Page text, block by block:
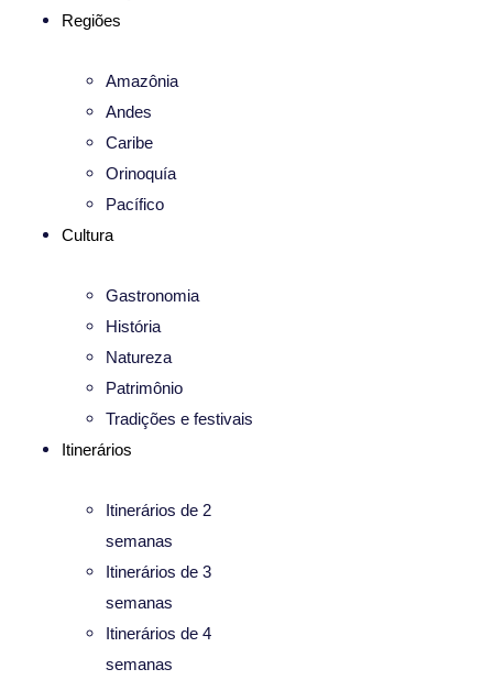
Regiões
Amazônia
Andes
Caribe
Orinoquía
Pacífico
Cultura
Gastronomia
História
Natureza
Patrimônio
Tradições e festivais
Itinerários
Itinerários de 2
semanas
Itinerários de 3
semanas
Itinerários de 4
semanas